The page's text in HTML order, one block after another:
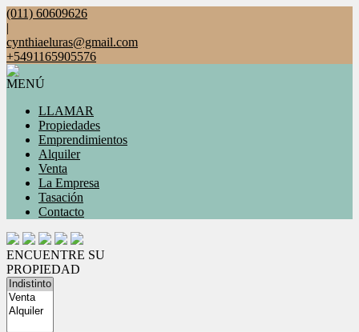
(011) 60609626
|
cynthiaeluras@gmail.com
+5491165905576
MENÚ
LLAMAR
Propiedades
Emprendimientos
Alquiler
Venta
La Empresa
Tasación
Contacto
ENCUENTRE SU
PROPIEDAD